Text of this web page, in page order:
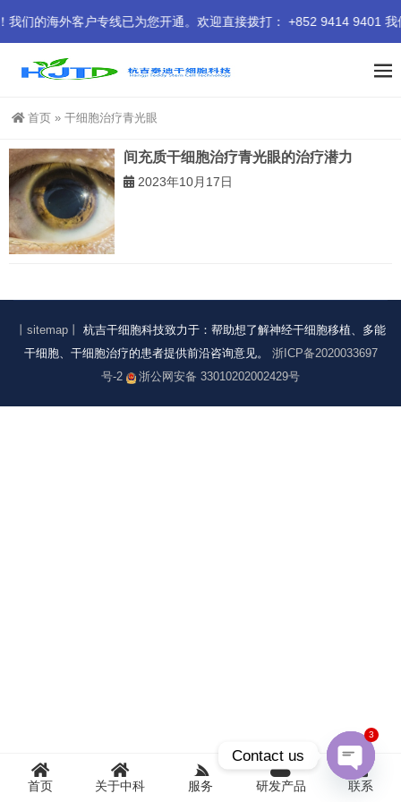
们的海外客户专线已为您开通。欢迎直接拨打： +852 9414 9401 我
首页 » 干细胞治疗青光眼
间充质干细胞治疗青光眼的治疗潜力
2023年10月17日
丨sitemap丨
杭吉干细胞科技致力于：帮助想了解神经干细胞移植、多能
干细胞、干细胞治疗的患者提供前沿咨询意见。 浙ICP备2020033697
号-2
浙公网安备 33010202002429号
首页 关于中科 服务 研发产品 联系
Contact us
Open
3